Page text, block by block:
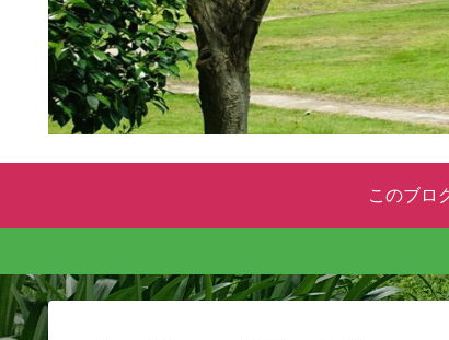
このブロ